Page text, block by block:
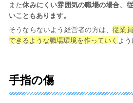
また休みにくい雰囲気の職場の場合、
いこともあります。
そうならないよう経営者の方は、従業
できるような職場環境を作っていく よう
手指の傷